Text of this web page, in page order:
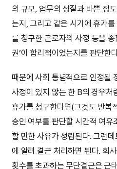
의 규모, 업무의 성질과 바쁜 정
는지, 그리고 같은 시기에 휴가
를 청구한 근로자의 사정 등을 종
권’이 합리적이었는지를 판단한
때문에 사회 통념적으로 인정될
사정이 있지 않는 한 B의 경우처
휴가를 청구한다면(그것도 반복
승인 여부를 판단할 시간적 여유
할 만한 사유가 성립된다. 그런
에 알려 결근 처리하면 된다. 회
횟수를 초과하는 무단결근은 근